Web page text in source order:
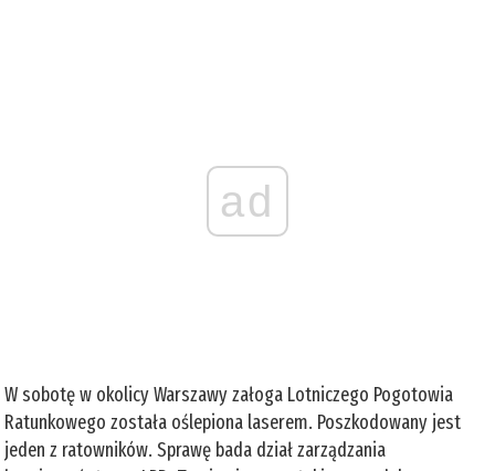
ad
W sobotę w okolicy Warszawy załoga Lotniczego Pogotowia
Ratunkowego została oślepiona laserem. Poszkodowany jest
jeden z ratowników. Sprawę bada dział zarządzania